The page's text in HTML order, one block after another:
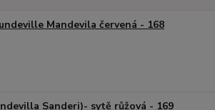
Mandevila červená - 168
Sanderi)- sytě růžová - 169